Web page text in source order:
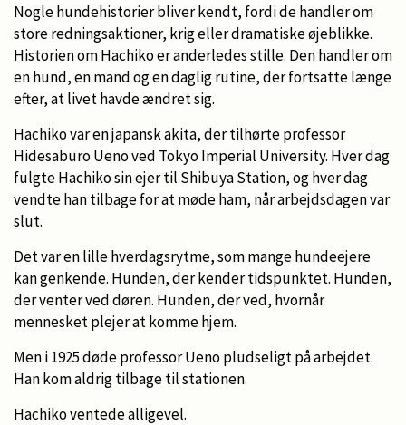
Nogle hundehistorier bliver kendt, fordi de handler om
store redningsaktioner, krig eller dramatiske øjeblikke.
Historien om Hachiko er anderledes stille. Den handler om
en hund, en mand og en daglig rutine, der fortsatte længe
efter, at livet havde ændret sig.
Hachiko var en japansk akita, der tilhørte professor
Hidesaburo Ueno ved Tokyo Imperial University. Hver dag
fulgte Hachiko sin ejer til Shibuya Station, og hver dag
vendte han tilbage for at møde ham, når arbejdsdagen var
slut.
Det var en lille hverdagsrytme, som mange hundeejere
kan genkende. Hunden, der kender tidspunktet. Hunden,
der venter ved døren. Hunden, der ved, hvornår
mennesket plejer at komme hjem.
Men i 1925 døde professor Ueno pludseligt på arbejdet.
Han kom aldrig tilbage til stationen.
Hachiko ventede alligevel.